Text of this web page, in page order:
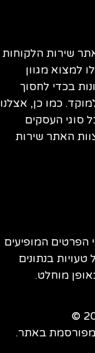
שירות הלקוחות
למצוא מגוון
בכדי לחסוך
כמו כן, אצלנו
סוגי העסקים
האתר שירות
הפרטים המופיעים
טעויות בנתונים
מוחלט.
באתר.